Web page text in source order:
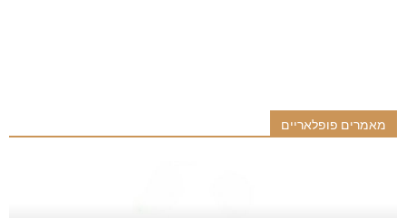
מאמרים פופלאריים